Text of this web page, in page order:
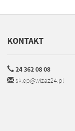
KONTAKT
24 362 08 08
sklep@wizaz24.pl